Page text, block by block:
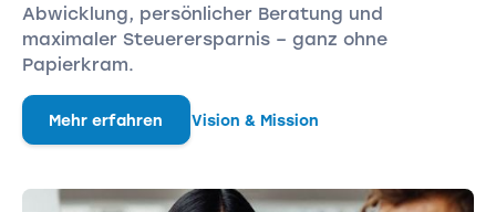
Abwicklung, persönlicher Beratung und
maximaler Steuerersparnis – ganz ohne
Papierkram.
Mehr erfahren Vision & Mission